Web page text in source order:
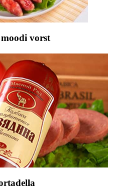
vorst